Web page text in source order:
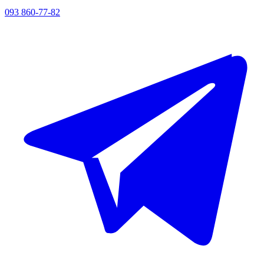
093 860-77-82